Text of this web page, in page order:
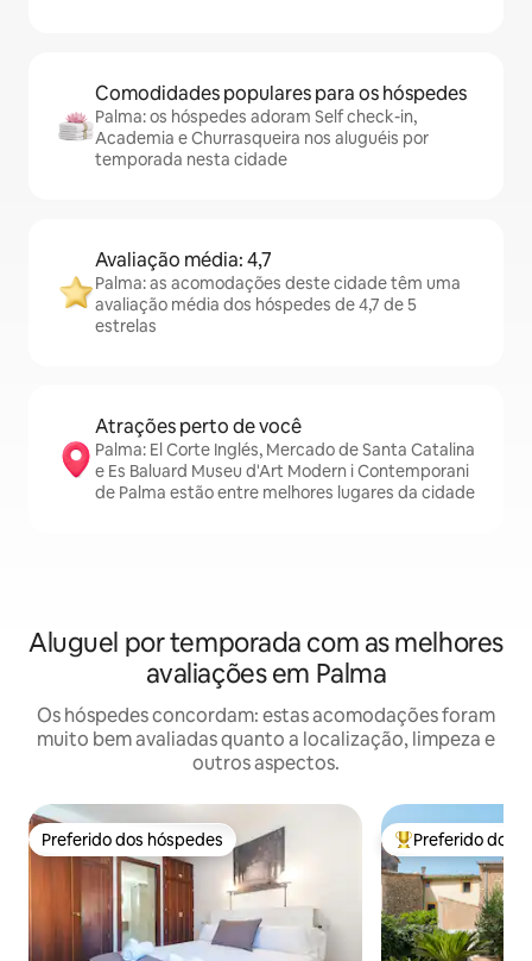
Comodidades populares para os hóspedes
Palma: os hóspedes adoram Self check-in,
Academia e Churrasqueira nos aluguéis por
temporada nesta cidade
Avaliação média: 4,7
Palma: as acomodações deste cidade têm uma
avaliação média dos hóspedes de 4,7 de 5
estrelas
Atrações perto de você
Palma: El Corte Inglés, Mercado de Santa Catalina
e Es Baluard Museu d'Art Modern i Contemporani
de Palma estão entre melhores lugares da cidade
Aluguel por temporada com as melhores
avaliações em Palma
Os hóspedes concordam: estas acomodações foram
muito bem avaliadas quanto a localização, limpeza e
outros aspectos.
Preferido dos hóspedes
Preferido dos hóspedes Entre os
Preferido dos